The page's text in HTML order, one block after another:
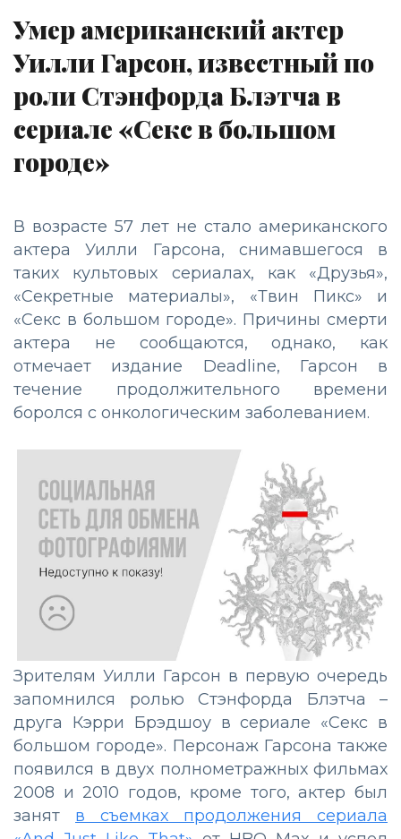
Умер американский актер
Уилли Гарсон, известный по
роли Стэнфорда Блэтча в
сериале «Секс в большом
городе»
В возрасте 57 лет не стало американского
актера Уилли Гарсона, снимавшегося в
таких культовых сериалах, как «Друзья»,
«Секретные материалы», «Твин Пикс» и
«Секс в большом городе». Причины смерти
актера не сообщаются, однако, как
отмечает издание Deadline, Гарсон в
течение продолжительного времени
боролся с онкологическим заболеванием.
Зрителям Уилли Гарсон в первую очередь
запомнился ролью Стэнфорда Блэтча –
друга Кэрри Брэдшоу в сериале «Секс в
большом городе». Персонаж Гарсона также
появился в двух полнометражных фильмах
2008 и 2010 годов, кроме того, актер был
занят в съемках продолжения сериала